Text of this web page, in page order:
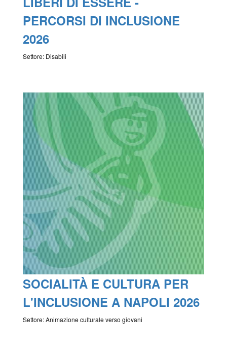
PERCORSI DI INCLUSIONE
2026
Settore: Disabili
SOCIALITÀ E CULTURA PER
L'INCLUSIONE A NAPOLI 2026
Settore: Animazione culturale verso giovani